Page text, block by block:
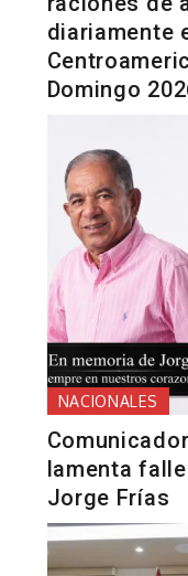
diariamente
Domingo
NACIONALES
lamenta
Jorge Frías